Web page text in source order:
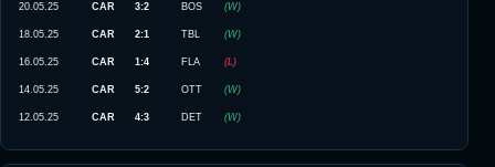
20.05.25 CAR 3:2 BOS (W)
18.05.25 CAR 2:1 TBL (W)
16.05.25 CAR 1:4 FLA (L)
14.05.25 CAR 5:2 OTT (W)
12.05.25 CAR 4:3 DET (W)